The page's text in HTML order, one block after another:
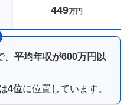
449万円
平均年収が600万円以
4位に位置しています。